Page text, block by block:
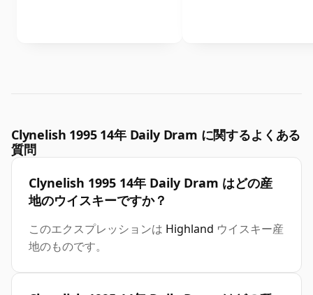
Clynelish 1995 14年 Daily Dram に関するよくある
質問
Clynelish 1995 14年 Daily Dram はどの産
地のウイスキーですか？
このエクスプレッションは Highland ウイスキー産
地のものです。